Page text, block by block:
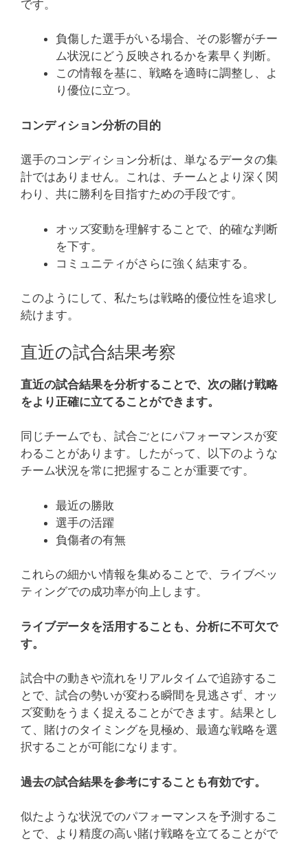
です。
負傷した選手がいる場合、その影響がチー
ム状況にどう反映されるかを素早く判断。
この情報を基に、戦略を適時に調整し、よ
り優位に立つ。
コンディション分析の目的
選手のコンディション分析は、単なるデータの集
計ではありません。これは、チームとより深く関
わり、共に勝利を目指すための手段です。
オッズ変動を理解することで、的確な判断
を下す。
コミュニティがさらに強く結束する。
このようにして、私たちは戦略的優位性を追求し
続けます。
直近の試合結果考察
直近の試合結果を分析することで、次の賭け戦略
をより正確に立てることができます。
同じチームでも、試合ごとにパフォーマンスが変
わることがあります。したがって、以下のような
チーム状況を常に把握することが重要です。
最近の勝敗
選手の活躍
負傷者の有無
これらの細かい情報を集めることで、ライブベッ
ティングでの成功率が向上します。
ライブデータを活用することも、分析に不可欠で
す。
試合中の動きや流れをリアルタイムで追跡するこ
とで、試合の勢いが変わる瞬間を見逃さず、オッ
ズ変動をうまく捉えることができます。結果とし
て、賭けのタイミングを見極め、最適な戦略を選
択することが可能になります。
過去の試合結果を参考にすることも有効です。
似たような状況でのパフォーマンスを予測するこ
とで、より精度の高い賭け戦略を立てることがで